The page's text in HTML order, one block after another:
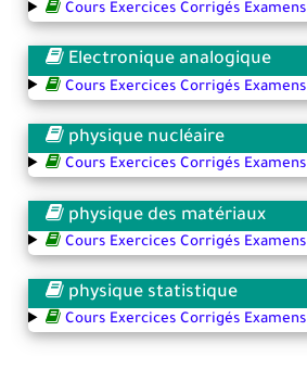
Cours Exercices Corrigés Examens
Electronique analogique
Cours Exercices Corrigés Examens
physique nucléaire
Cours Exercices Corrigés Examens
physique des matériaux
Cours Exercices Corrigés Examens
physique statistique
Cours Exercices Corrigés Examens